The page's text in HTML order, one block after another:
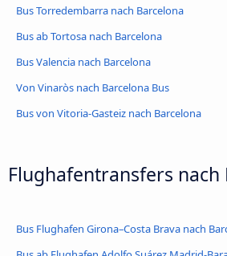
Bus Torredembarra nach Barcelona
Bus ab Tortosa nach Barcelona
Bus Valencia nach Barcelona
Von Vinaròs nach Barcelona Bus
Bus von Vitoria-Gasteiz nach Barcelona
Flughafentransfers nach
Bus Flughafen Girona–Costa Brava nach